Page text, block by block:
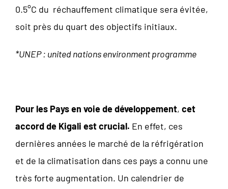
0.5°C du réchauffement climatique sera évitée,
soit près du quart des objectifs initiaux.
*UNEP : united nations environment programme
Pour les Pays en voie de développement, cet
accord de Kigali est crucial. En effet, ces
dernières années le marché de la réfrigération
et de la climatisation dans ces pays a connu une
très forte augmentation. Un calendrier de